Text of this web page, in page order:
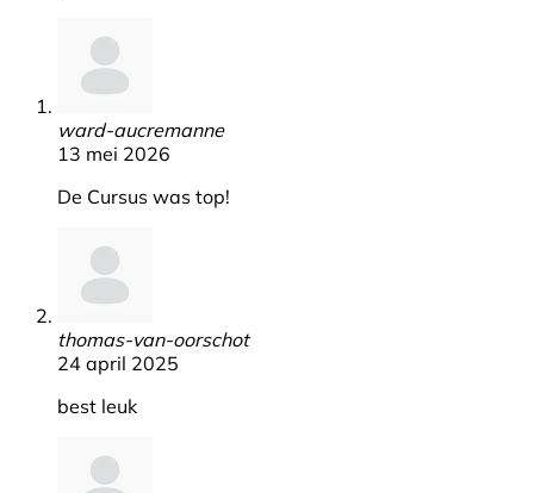
ward-aucremanne
13 mei 2026
De Cursus was top!
thomas-van-oorschot
24 april 2025
best leuk